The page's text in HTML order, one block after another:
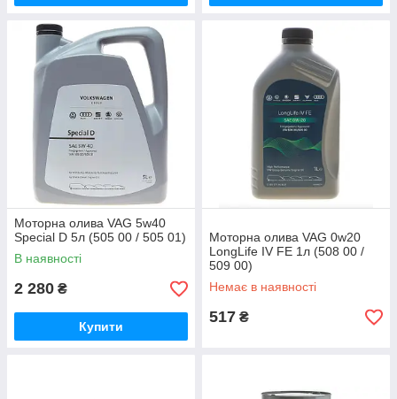
Моторна олива VAG 5w40
Special D 5л (505 00 / 505 01)
В наявності
2 280 ₴
Купити
Моторна олива VAG 0w20
LongLife IV FE 1л (508 00 /
509 00)
Немає в наявності
517 ₴